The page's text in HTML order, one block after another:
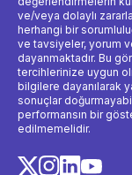
ve/veya dolaylı
herhangi bir
ve tavsiyeler, yorum
dayanmaktadır. Bu
tercihlerinize uygun
bilgilere dayanılarak
sonuçlar
performansın bir
edilmemelidir.